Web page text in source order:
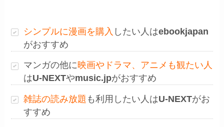
シンプルに漫画を購入 したい人はebookjapan
がおすすめ
マンガの他に映画やドラマ、アニメも観たい人
はU-NEXTやmusic.jpがおすすめ
雑誌の読み放題 も利用したい人はU-NEXTがお
すすめ